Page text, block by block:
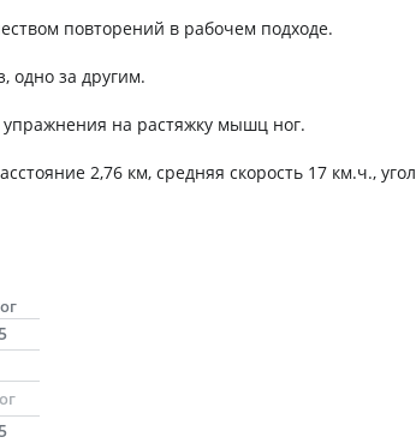
повторений в рабочем подходе.
одно за другим.
на растяжку мышц ног.
2,76 км, средняя скорость 17 км.ч., угол